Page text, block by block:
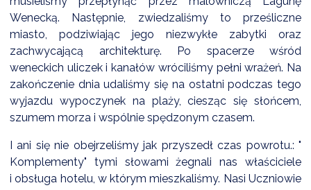
Wenecką. Następnie, zwiedzaliśmy to prześliczne
miasto, podziwiając jego niezwykłe zabytki oraz
zachwycającą architekturę. Po spacerze wśród
weneckich uliczek i kanałów wróciliśmy pełni wrażeń. Na
zakończenie dnia udaliśmy się na ostatni podczas tego
wyjazdu wypoczynek na plaży, ciesząc się słońcem,
szumem morza i wspólnie spędzonym czasem.
I ani się nie obejrzeliśmy jak przyszedł czas powrotu.: "
Komplementy" tymi słowami żegnali nas właściciele
i obsługa hotelu, w którym mieszkaliśmy. Nasi Uczniowie